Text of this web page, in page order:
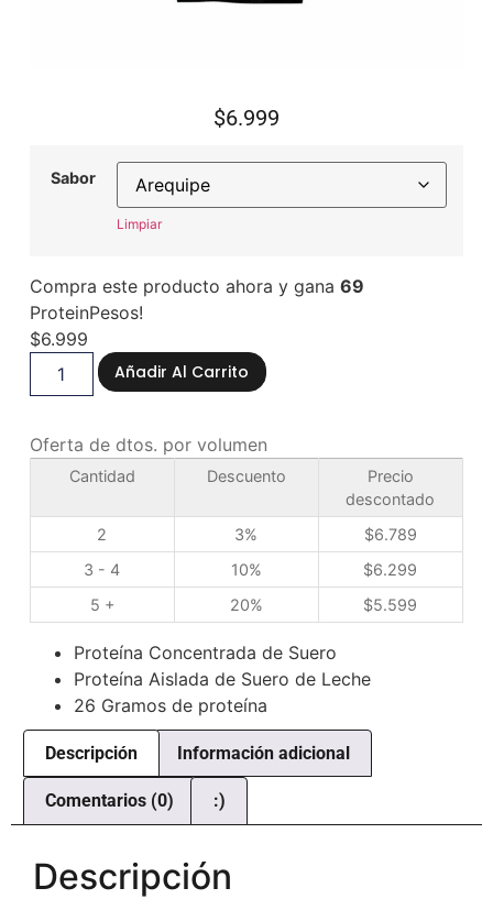
$6.999
Sabor
Limpiar
Compra este producto ahora y gana 69
ProteinPesos!
$6.999
Añadir Al Carrito
Oferta de dtos. por volumen
Cantidad Descuento
Precio
descontado
2
3% $6.789
3 - 4
10% $6.299
5 +
20% $5.599
Proteína Concentrada de Suero
Proteína Aislada de Suero de Leche
26 Gramos de proteína
Descripción Información adicional
Comentarios (0) :)
Descripción